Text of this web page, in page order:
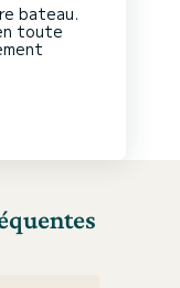
bateau.
toute